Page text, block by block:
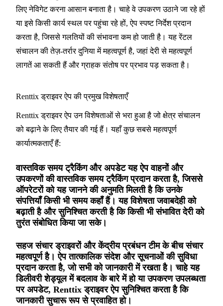
लिए नेविगेट करना आसान बनाता है। चाहे वे उपकरण उठाने जा रहे हों
या इसे किसी कार्य स्थल पर पहुंचा रहे हों, ऐप स्पष्ट निर्देश प्रदान
करता है, जिससे गलतियों की संभावना कम हो जाती है। यह रेंटल
संचालन की तेज़-तर्रार दुनिया में महत्वपूर्ण है, जहां देरी से महत्वपूर्ण
लागतें आ सकती हैं और ग्राहक संतोष पर प्रभाव पड़ सकता है।
Renttix ड्राइवर ऐप की प्रमुख विशेषताएँ
Renttix ड्राइवर ऐप उन विशेषताओं से भरा हुआ है जो क्षेत्र संचालन
को बढ़ाने के लिए तैयार की गई हैं। यहाँ कुछ सबसे महत्वपूर्ण
कार्यात्मकताएँ हैं:
वास्तविक समय ट्रैकिंग और अपडेट यह ऐप वाहनों और
उपकरणों की वास्तविक समय ट्रैकिंग प्रदान करता है, जिससे
ऑपरेटरों को यह जानने की अनुमति मिलती है कि उनके
संपत्तियाँ किसी भी समय कहाँ हैं। यह विशेषता जवाबदेही को
बढ़ाती है और सुनिश्चित करती है कि किसी भी संभावित देरी को
तुरंत संबोधित किया जा सके।
सहज संचार ड्राइवरों और केंद्रीय प्रबंधन टीम के बीच संचार
महत्वपूर्ण है। ऐप तात्कालिक संदेश और सूचनाओं की सुविधा
प्रदान करता है, जो सभी को जानकारी में रखता है। चाहे यह
डिलीवरी शेड्यूल में बदलाव के बारे में हो या उपकरण उपलब्धता
पर अपडेट, Renttix ड्राइवर ऐप सुनिश्चित करता है कि
जानकारी सुचारू रूप से प्रवाहित हो।